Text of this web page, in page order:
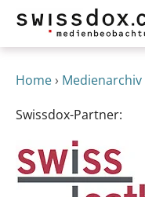
Home› Medienarchiv
Swissdox-Partner: